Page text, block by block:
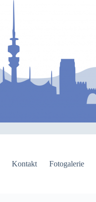
Kontakt Fotogalerie